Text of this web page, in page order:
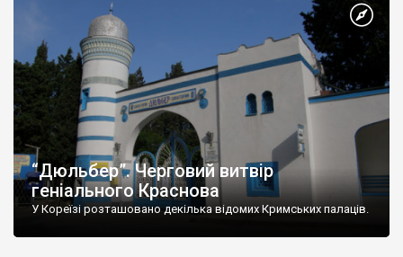
“Дюльбер”. Черговий витвір
геніального Краснова
У Кореїзі розташовано декілька відомих Кримських палаців.